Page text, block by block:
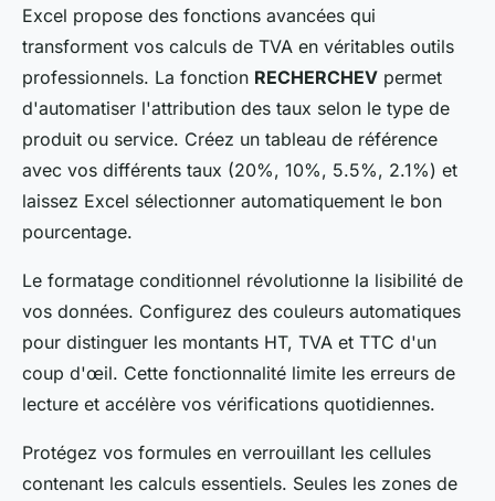
Excel propose des fonctions avancées qui
transforment vos calculs de TVA en véritables outils
professionnels. La fonction RECHERCHEV permet
d'automatiser l'attribution des taux selon le type de
produit ou service. Créez un tableau de référence
avec vos différents taux (20%, 10%, 5.5%, 2.1%) et
laissez Excel sélectionner automatiquement le bon
pourcentage.
Le formatage conditionnel révolutionne la lisibilité de
vos données. Configurez des couleurs automatiques
pour distinguer les montants HT, TVA et TTC d'un
coup d'œil. Cette fonctionnalité limite les erreurs de
lecture et accélère vos vérifications quotidiennes.
Protégez vos formules en verrouillant les cellules
contenant les calculs essentiels. Seules les zones de